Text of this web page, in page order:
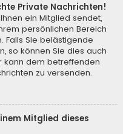
Private Nachrichten!
ein Mitglied sendet,
persönlichen Bereich
Falls Sie belästigende
so können Sie dies auch
kann dem betreffenden
zu versenden.
Mitglied dieses